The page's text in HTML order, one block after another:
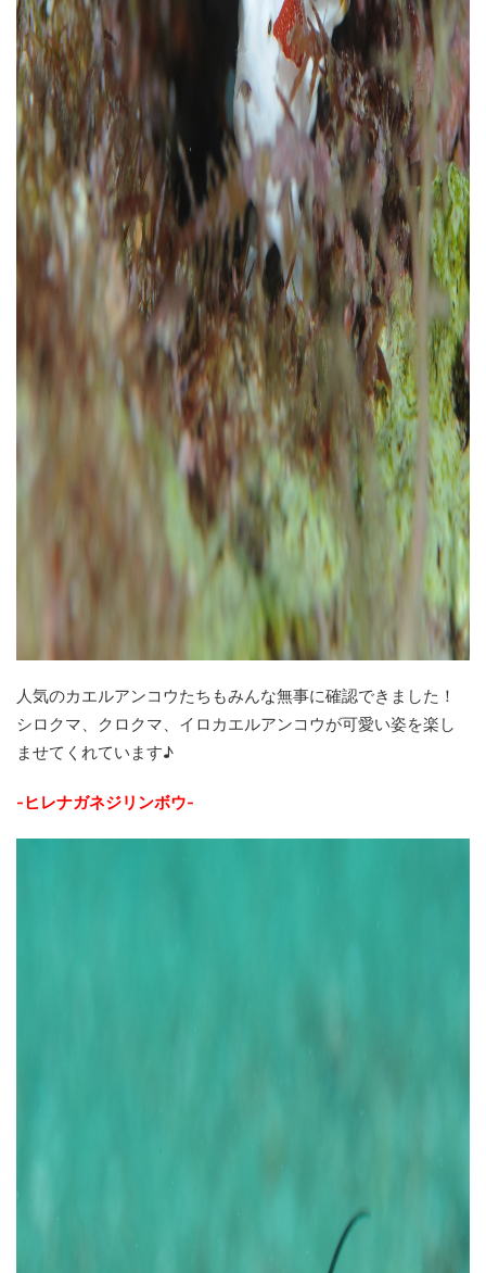
人気のカエルアンコウたちもみんな無事に確認できました！
シロクマ、クロクマ、イロカエルアンコウが可愛い姿を楽し
ませてくれています♪
-ヒレナガネジリンボウ-